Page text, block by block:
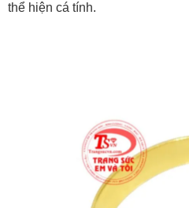
thể hiện cá tính.